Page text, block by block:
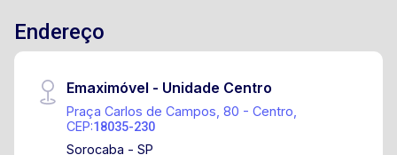
Quadra Piscina adulto e infantil
Endereço
Emaximóvel - Unidade Centro
Praça Carlos de Campos, 80 - Centro,
CEP:18035-230
Sorocaba - SP